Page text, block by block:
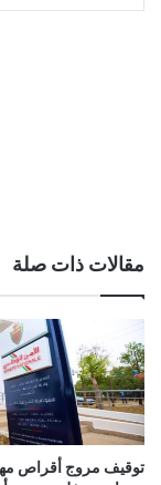
مقالات ذات صلة
توقيف مروج أقراص